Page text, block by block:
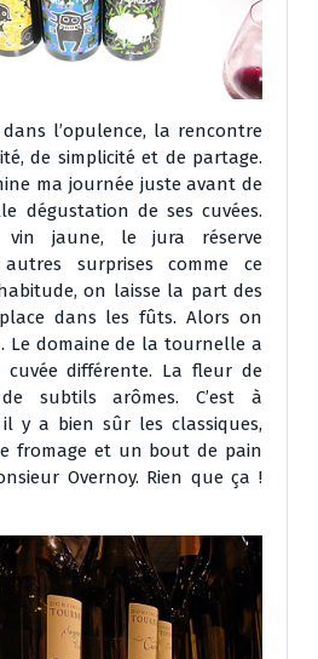
l’opulence, la rencontre
de simplicité et de partage.
ma journée juste avant de
dégustation de ses cuvées.
jaune, le jura réserve
surprises comme ce
on laisse la part des
dans les fûts. Alors on
Le domaine de la tournelle a
différente. La fleur de
subtils arômes. C’est à
y a bien sûr les classiques,
fromage et un bout de pain
Overnoy. Rien que ça !